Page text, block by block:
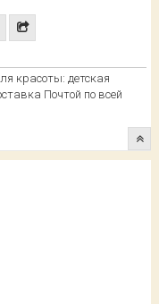
красоты: детская
Почтой по всей